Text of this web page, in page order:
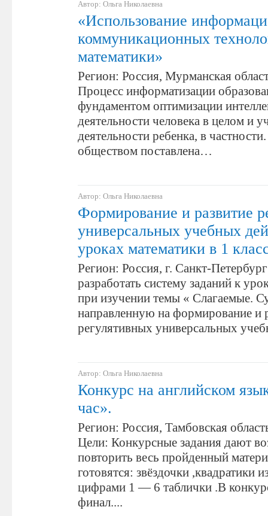
Автор: Ольга Николаевна
«Использование
коммуникационных
математики»
Регион: Россия, Мурманская
Процесс информатизации
фундаментом оптимизации
деятельности человека в целом и
деятельности ребенка, в
обществом поставлена…
Автор: Ольга Николаевна
Формирование и развитие
универсальных учебных
уроках математики в 1
Регион: Россия, г. Санкт-
разработать систему заданий к
при изучении темы « Слагаемые.
направленную на формирование и
регулятивных универсальных
Автор: Ольга Николаевна
Конкурс на английском
час».
Регион: Россия, Тамбовская
Цели: Конкурсные задания дают
повторить весь пройденный
готовятся: звёздочки ,квадратики
цифрами 1 — 6 таблички .В
финал....